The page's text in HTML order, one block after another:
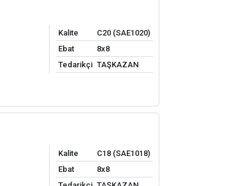
Kalite
C20 (SAE1020)
Ebat
8x8
Tedarikçi TAŞKAZAN
Kalite
C18 (SAE1018)
Ebat
8x8